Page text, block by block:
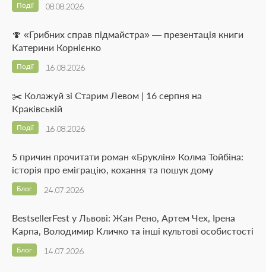
08.08.2026
Події
🍄 «Грибних справ підмайстра» — презентація книги
Катерини Корнієнко
16.08.2026
Події
✂️ Колажуй зі Старим Левом | 16 серпня на
Краківській
16.08.2026
Події
5 причин прочитати роман «Бруклін» Колма Тойбіна:
історія про еміграцію, кохання та пошук дому
24.07.2026
Блог
BestsellerFest у Львові: Жан Рено, Артем Чех, Ірена
Карпа, Володимир Кличко та інші культові особистості
14.07.2026
Блог